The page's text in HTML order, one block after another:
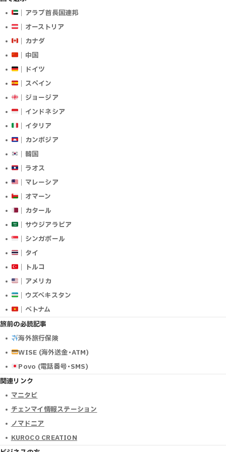
｜アラブ首長国連邦
｜オーストリア
｜カナダ
｜中国
｜ドイツ
｜スペイン
｜ジョージア
｜インドネシア
｜イタリア
｜カンボジア
｜韓国
｜ラオス
｜マレーシア
｜オマーン
｜カタール
｜サウジアラビア
｜シンガポール
｜タイ
｜トルコ
｜アメリカ
｜ウズベキスタン
｜ベトナム
旅前の必読記事
海外旅行保険
WISE (海外送金･ATM)
Povo (電話番号･SMS)
関連リンク
マニタビ
チェンマイ情報ステーション
ノマドニア
KUROCO CREATION